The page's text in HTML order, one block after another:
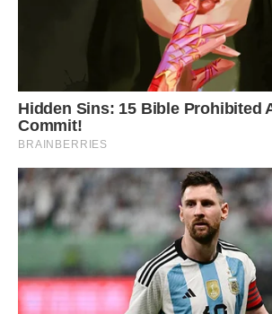
Продала перукарню у столиці,
забуте Богом село шукати прадідову